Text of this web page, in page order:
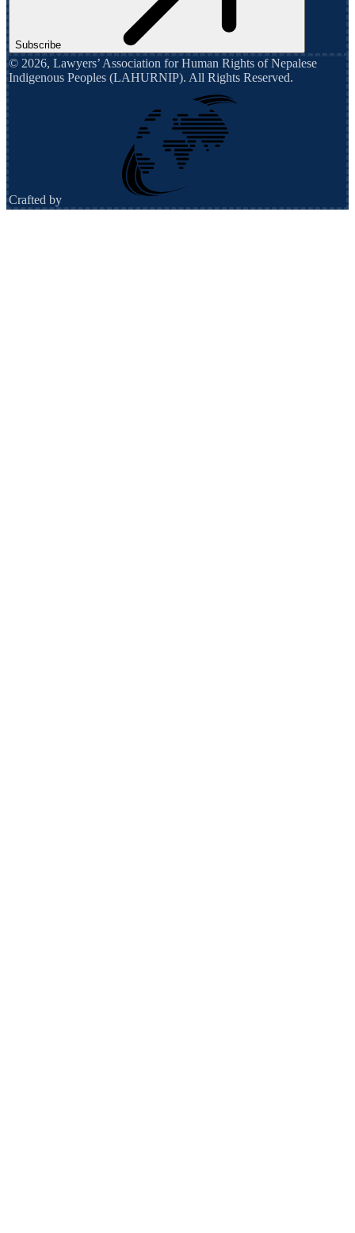
Subscribe
© 2026, Lawyers’ Association for Human Rights of Nepalese
Indigenous Peoples (LAHURNIP). All Rights Reserved.
Crafted by